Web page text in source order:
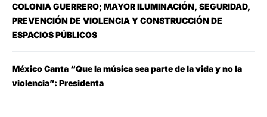
COLONIA GUERRERO; MAYOR ILUMINACIÓN, SEGURIDAD,
PREVENCIÓN DE VIOLENCIA Y CONSTRUCCIÓN DE
ESPACIOS PÚBLICOS
México Canta “Que la música sea parte de la vida y no la
violencia”: Presidenta